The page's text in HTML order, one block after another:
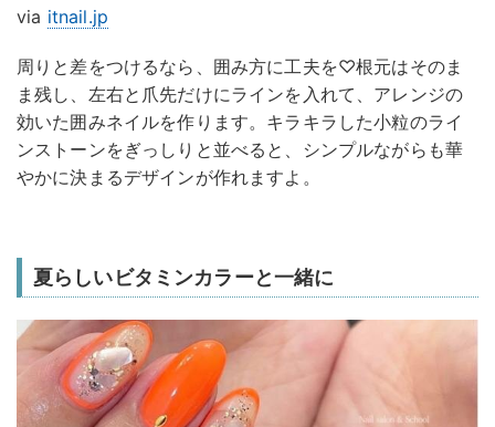
via itnail.jp
周りと差をつけるなら、囲み方に工夫を♡根元はそのま
ま残し、左右と爪先だけにラインを入れて、アレンジの
効いた囲みネイルを作ります。キラキラした小粒のライ
ンストーンをぎっしりと並べると、シンプルながらも華
やかに決まるデザインが作れますよ。
夏らしいビタミンカラーと一緒に